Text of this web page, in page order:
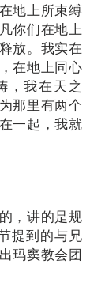
地上所束缚
你们在地上
放。我实在
在地上同心
，我在天之
那里有两个
一起，我就
，讲的是规
提到的与兄
玛窦教会团